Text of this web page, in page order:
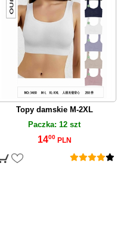
Topy damskie M-2XL
Paczka: 12 szt
1400 PLN